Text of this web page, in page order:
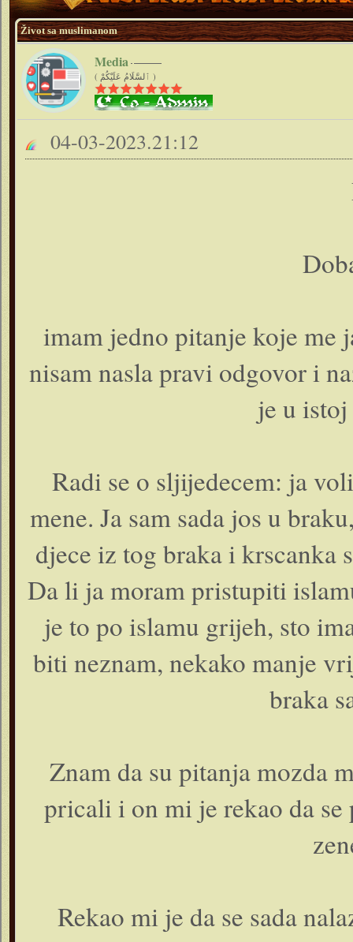
Život sa muslimanom
Media
( ٱلسَّلَامُ عَلَيْكُمْ )
04-03-2023.21:12
imam jedno pitanje koje me
nisam nasla pravi odgovor i
je u
Radi se o sljijedecem: ja
mene. Ja sam sada jos u
djece iz tog braka i krscanka
Da li ja moram pristupiti
je to po islamu grijeh, sto
biti neznam, nekako manje
braka
Znam da su pitanja mozda
pricali i on mi je rekao da
Rekao mi je da se sada